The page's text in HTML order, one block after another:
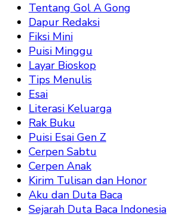
Tentang Gol A Gong
Dapur Redaksi
Fiksi Mini
Puisi Minggu
Layar Bioskop
Tips Menulis
Esai
Literasi Keluarga
Rak Buku
Puisi Esai Gen Z
Cerpen Sabtu
Cerpen Anak
Kirim Tulisan dan Honor
Aku dan Duta Baca
Sejarah Duta Baca Indonesia